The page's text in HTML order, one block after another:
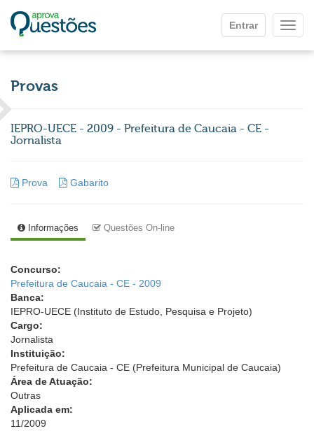
Entrar
Provas
IEPRO-UECE - 2009 - Prefeitura de Caucaia - CE -
Jornalista
Prova Gabarito
Informações Questões On-line
Concurso:
Prefeitura de Caucaia - CE - 2009
Banca:
IEPRO-UECE (Instituto de Estudo, Pesquisa e Projeto)
Cargo:
Jornalista
Instituição:
Prefeitura de Caucaia - CE (Prefeitura Municipal de Caucaia)
Área de Atuação:
Outras
Aplicada em:
11/2009